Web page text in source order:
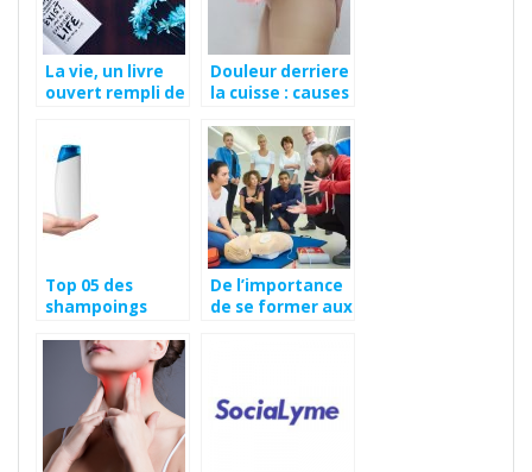
La vie, un livre
ouvert rempli de
Douleur derriere
la cuisse : causes
Top 05 des
shampoings
contre les
pellicules
De l’importance
de se former aux